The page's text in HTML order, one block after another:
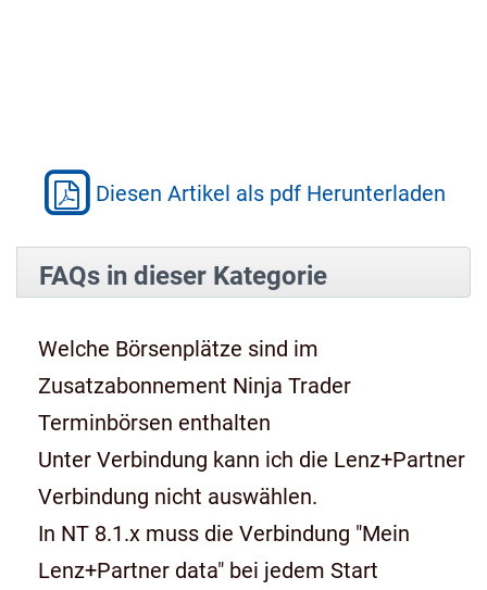
Diesen Artikel als pdf Herunterladen
FAQs in dieser Kategorie
Welche Börsenplätze sind im
Zusatzabonnement Ninja Trader
Terminbörsen enthalten
Unter Verbindung kann ich die Lenz+Partner
Verbindung nicht auswählen.
In NT 8.1.x muss die Verbindung "Mein
Lenz+Partner data" bei jedem Start